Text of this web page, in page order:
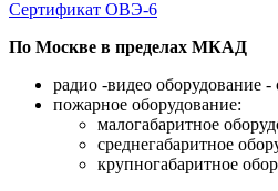
Сертификат ОВЭ-6
По Москве в пределах МКАД
радио -видео оборудование -
пожарное оборудование:
малогабаритное
среднегабаритное
крупногабаритное